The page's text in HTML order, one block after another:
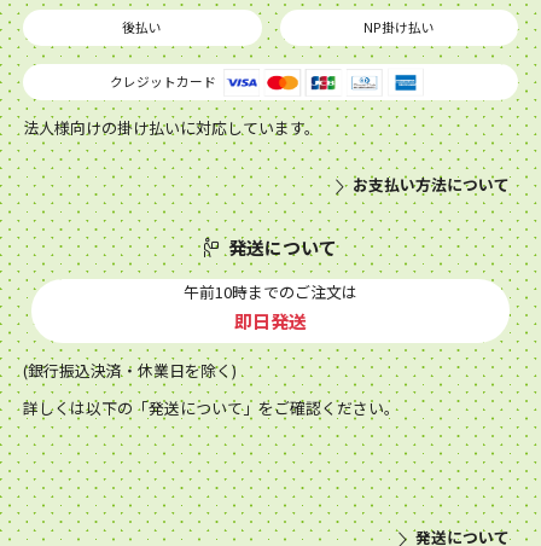
後払い NP掛け払い
クレジットカード
法人様向けの掛け払いに対応しています。
お支払い方法について
発送について
午前10時までのご注文は
即日発送
(銀行振込決済・休業日を除く)
詳しくは以下の「発送について」をご確認ください。
発送について